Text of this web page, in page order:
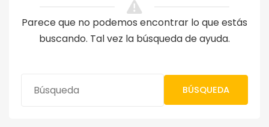
Parece que no podemos encontrar lo que estás
buscando. Tal vez la búsqueda de ayuda.
BÚSQUEDA